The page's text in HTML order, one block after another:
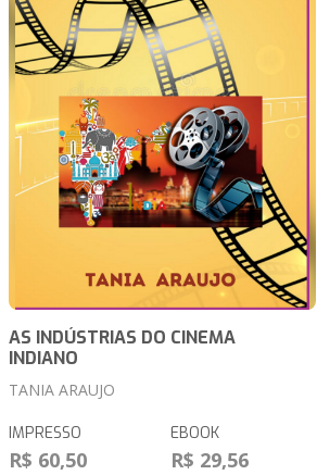
AS INDÚSTRIAS DO CINEMA
INDIANO
TANIA ARAUJO
IMPRESSO
R$ 60,50
EBOOK
R$ 29,56